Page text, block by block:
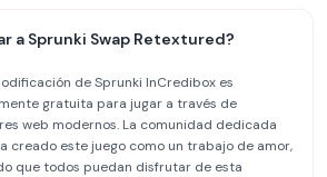
a Sprunki Swap Retextured?
de Sprunki InCredibox es
gratuita para jugar a través de
web modernos. La comunidad dedicada
creado este juego como un trabajo de amor,
que todos puedan disfrutar de esta